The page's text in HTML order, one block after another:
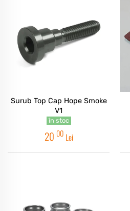
Surub Top Cap Hope Smoke
V1
în stoc
20 00 Lei